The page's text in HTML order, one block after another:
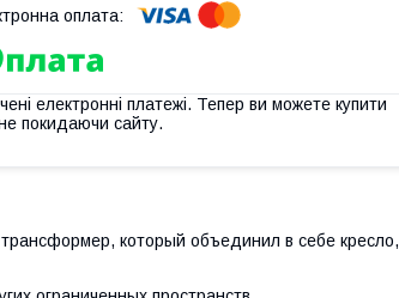
електронні платежі. Тепер ви можете купити
покидаючи сайту.
который объединил в себе кресло,